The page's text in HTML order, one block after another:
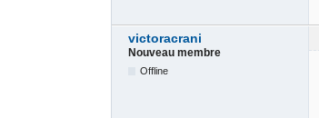
victoracrani
Nouveau membre
Offline